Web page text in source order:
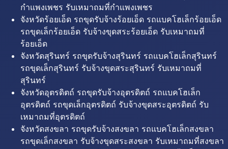
กำแพงเพชร รับเหมาถมที่กำแพงเพชร
จังหวัดร้อยเอ็ด รถขุดรับจ้างร้อยเอ็ด รถแบคโฮเล็กร้อยเอ็ด
รถขุดเล็กร้อยเอ็ด รับจ้างขุดสระร้อยเอ็ด รับเหมาถมที่
ร้อยเอ็ด
จังหวัดสุรินทร์ รถขุดรับจ้างสุรินทร์ รถแบคโฮเล็กสุรินทร์
รถขุดเล็กสุรินทร์ รับจ้างขุดสระสุรินทร์ รับเหมาถมที่
สุรินทร์
จังหวัดอุตรดิตถ์ รถขุดรับจ้างอุตรดิตถ์ รถแบคโฮเล็ก
อุตรดิตถ์ รถขุดเล็กอุตรดิตถ์ รับจ้างขุดสระอุตรดิตถ์ รับ
เหมาถมที่อุตรดิตถ์
จังหวัดสงขลา รถขุดรับจ้างสงขลา รถแบคโฮเล็กสงขลา
รถขุดเล็กสงขลา รับจ้างขุดสระสงขลา รับเหมาถมที่สงขลา